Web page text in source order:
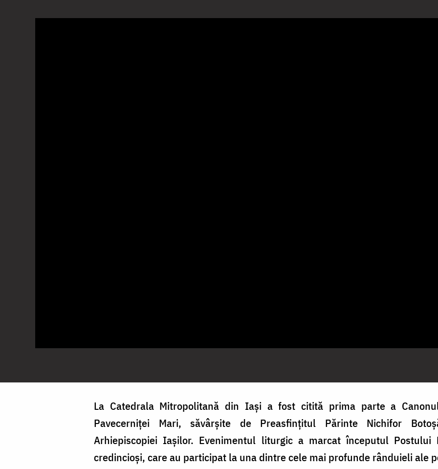
La Catedrala Mitropolitană din Iași a fost citită prima parte a
Pavecerniței Mari, săvârșite de Preasfințitul Părinte Nichifor
Arhiepiscopiei Iașilor. Evenimentul liturgic a marcat începutul
credincioși, care au participat la una dintre cele mai profunde rânduieli ale